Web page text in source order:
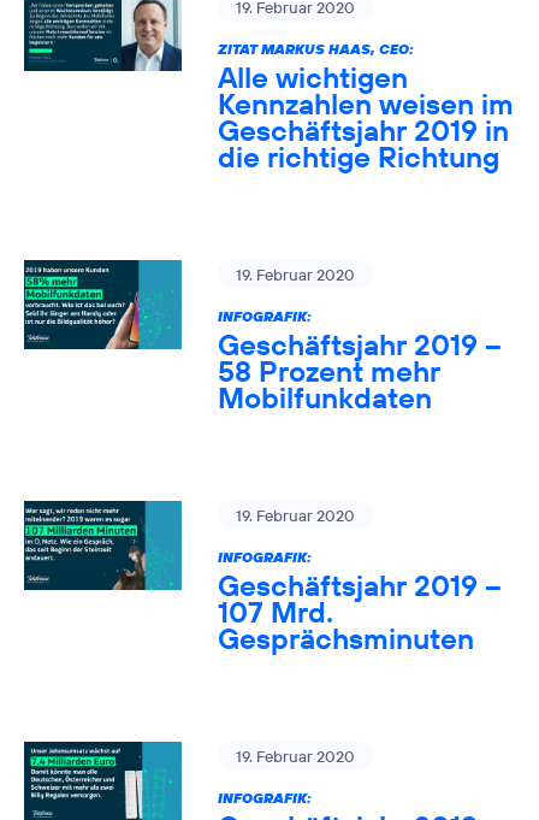
19. Februar 2020
ZITAT MARKUS HAAS, CEO:
Alle wichtigen
Kennzahlen weisen im
Geschäftsjahr 2019 in
die richtige Richtung
19. Februar 2020
INFOGRAFIK:
Geschäftsjahr 2019 –
58 Prozent mehr
Mobilfunkdaten
19. Februar 2020
INFOGRAFIK:
Geschäftsjahr 2019 –
107 Mrd.
Gesprächsminuten
19. Februar 2020
INFOGRAFIK: